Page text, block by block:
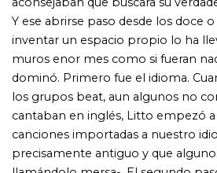
anhelado sueño de independencia, la
sello discográfico y estudio de grabación
distribución en más de una docena de
algunos días el libro se llamó Soñar es
realidad... no pienses que es en vano
entonces llegó El bohemio va -título
sugerido por el propio Litto- como un
necesario, racconto de datos y